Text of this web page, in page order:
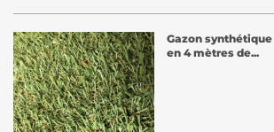
Gazon
en 4 mètres de...